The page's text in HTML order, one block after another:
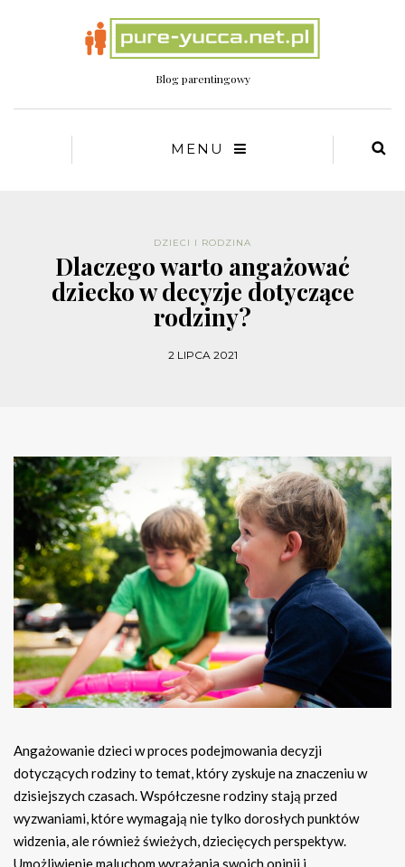
Blog parentingowy
MENU
DZIECI I RODZINA
Dlaczego warto angażować
dziecko w decyzje dotyczące
rodziny?
2 LIPCA 2021
Angażowanie dzieci w proces podejmowania decyzji
dotyczących rodziny to temat, który zyskuje na znaczeniu w
dzisiejszych czasach. Współczesne rodziny stają przed
wyzwaniami, które wymagają nie tylko dorosłych punktów
widzenia, ale również świeżych, dziecięcych perspektyw.
Umożliwienie maluchom wyrażania swoich opinii i